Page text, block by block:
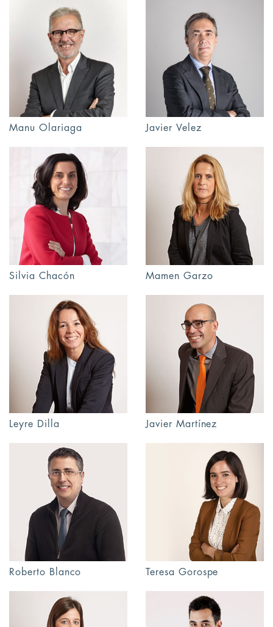
Manu Olariaga Javier Velez
Silvia Chacón Mamen Garzo
Leyre Dilla Javier Martínez
Roberto Blanco Teresa Gorospe